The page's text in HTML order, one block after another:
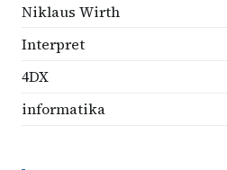
Niklaus Wirth
Interpret
4DX
informatika